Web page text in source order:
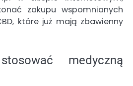
zakupu wspomnianych
które już mają zbawienny
medyczną